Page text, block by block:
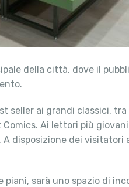
della città, dove il
seller ai grandi classici,
Ai lettori più
disposizione dei
sarà uno spazio di